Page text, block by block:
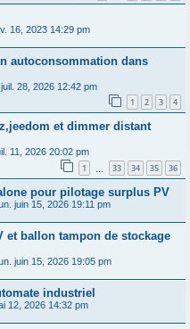
16, 2023 14:29 pm
autoconsommation dans
28, 2026 12:42 pm
1 2 3 4
et dimmer distant
11, 2026 20:02 pm
1 33 34 35 36
pour pilotage surplus PV
juin 15, 2026 19:11 pm
et ballon tampon de stockage
juin 15, 2026 19:05 pm
industriel
12, 2026 14:32 pm